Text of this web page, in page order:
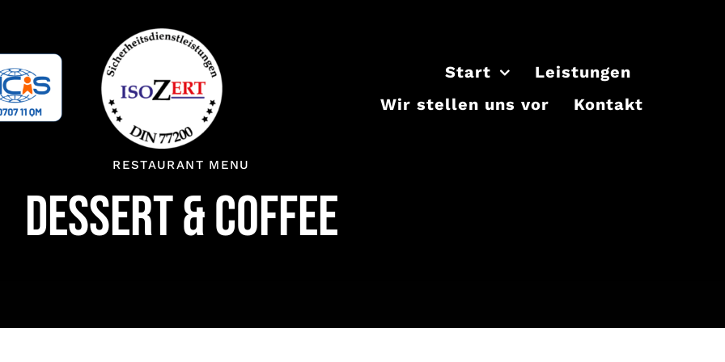
Start
Leistungen
Wir stellen uns vor
Kontakt
RESTAURANT MENU
DESSERT & COFFEE